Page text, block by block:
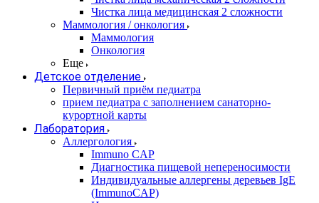
Чистка лица медицинская 2 сложности
Маммология / онкология
Маммология
Онкология
Еще
Детское отделение
Первичный приём педиатра
прием педиатра с заполнением санаторно-
курортной карты
Лаборатория
Аллергология
Immuno CAP
Диагностика пищевой непереносимости
Индивидуальные аллергены деревьев IgE
(ImmunoCAP)